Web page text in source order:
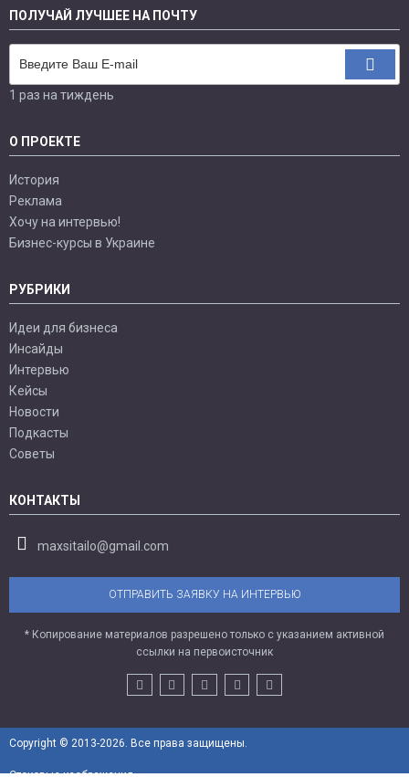
ПОЛУЧАЙ ЛУЧШЕЕ НА ПОЧТУ
1 раз на тиждень
О ПРОЕКТЕ
История
Реклама
Хочу на интервью!
Бизнес-курсы в Украине
РУБРИКИ
Идеи для бизнеса
Инсайды
Интервью
Кейсы
Новости
Подкасты
Советы
КОНТАКТЫ
maxsitailo@gmail.com
ОТПРАВИТЬ ЗАЯВКУ НА ИНТЕРВЬЮ
* Копирование материалов разрешено только с указанием активной
ссылки на первоисточник
Copyright © 2013-2026. Все права защищены.